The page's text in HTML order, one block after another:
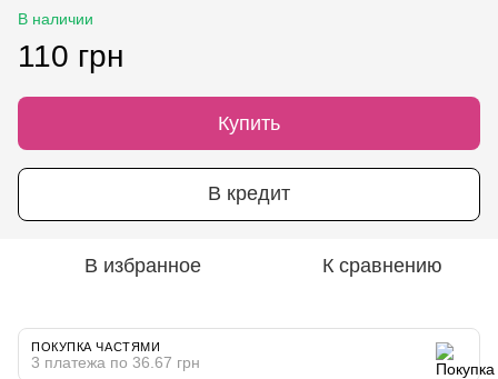
В наличии
110 грн
Купить
В кредит
В избранное К сравнению
ПОКУПКА ЧАСТЯМИ
3 платежа по 36.67 грн